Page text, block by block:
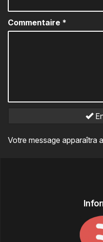
Commentaire *
Votre message apparaîtra